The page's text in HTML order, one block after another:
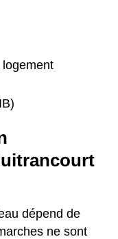
dépend de
ne sont